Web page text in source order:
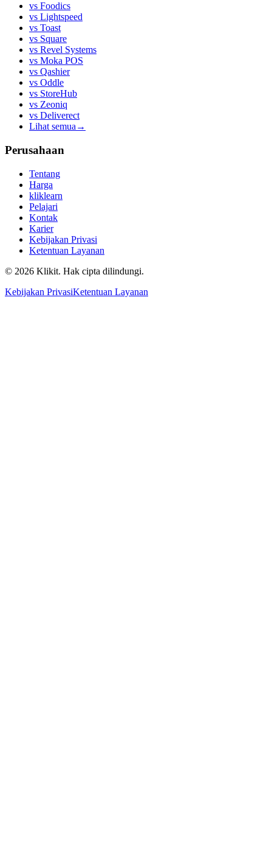
vs Foodics
vs Lightspeed
vs Toast
vs Square
vs Revel Systems
vs Moka POS
vs Qashier
vs Oddle
vs StoreHub
vs Zeoniq
vs Deliverect
Lihat semua →
Perusahaan
Tentang
Harga
kliklearn
Pelajari
Kontak
Karier
Kebijakan Privasi
Ketentuan Layanan
© 2026 Klikit. Hak cipta dilindungi.
Kebijakan PrivasiKetentuan Layanan